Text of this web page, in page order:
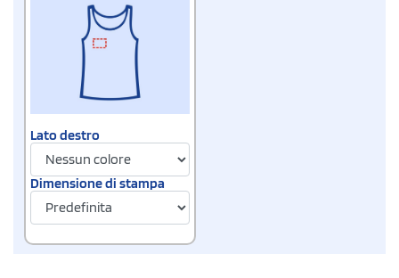
Lato destro
Dimensione di stampa